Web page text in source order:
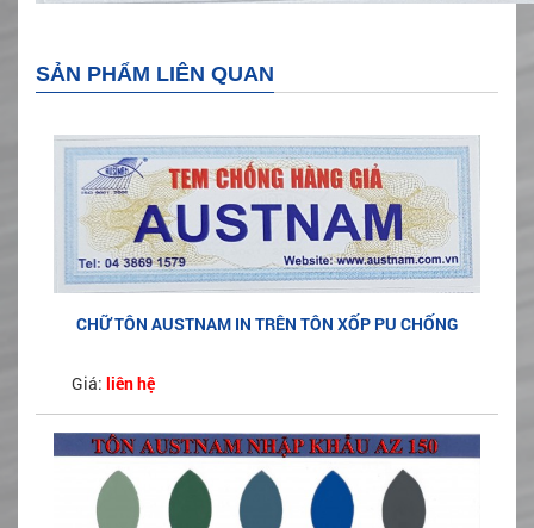
SẢN PHẨM LIÊN QUAN
CHỮ TÔN AUSTNAM IN TRÊN TÔN XỐP PU CHỐNG
Giá: liên hệ